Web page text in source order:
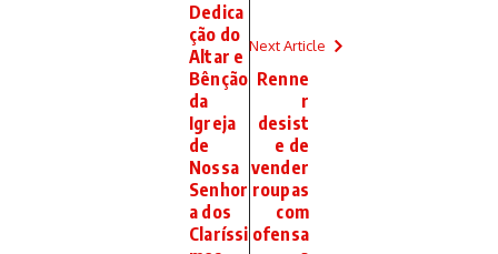
Dedica
ção do
Altar e
Bênção
da
Igreja
de
Nossa
Senhor
a dos
Claríssi
Next Article
Renne
r
desist
e de
vender
roupas
com
ofensa